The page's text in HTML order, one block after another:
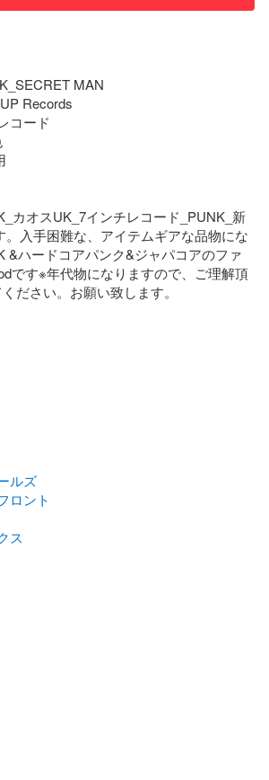
MAN
Records
コード
カオスUK_7インチレコード_PUNK_新
。入手困難な、アイテムギアな品物にな
&ハードコアパンク&ジャパコアのファ
です※年代物になりますので、ご理解頂
ださい。お願い致します。
ルズ
ロント
ス